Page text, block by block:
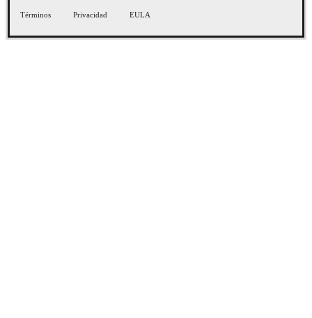
Términos Privacidad EULA